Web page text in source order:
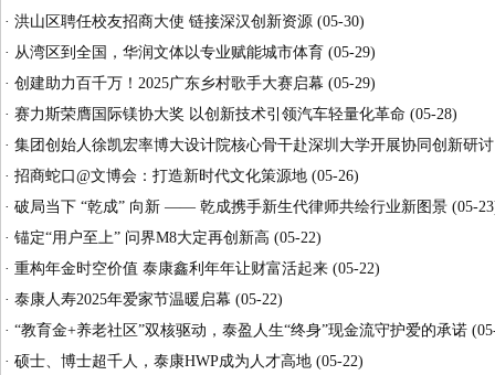
· 洪山区聘任校友招商大使 链接深汉创新资源 (05-30)
· 从湾区到全国，华润文体以专业赋能城市体育 (05-29)
· 创建助力百千万！2025广东乡村歌手大赛启幕 (05-29)
· 赛力斯荣膺国际镁协大奖 以创新技术引领汽车轻量化革命 (05-28)
· 集团创始人徐凯宏率博大设计院核心骨干赴深圳大学开展协同创新研讨
· 招商蛇口@文博会：打造新时代文化策源地 (05-26)
· 破局当下 “乾成” 向新 —— 乾成携手新生代律师共绘行业新图景 (05-
· 锚定“用户至上” 问界M8大定再创新高 (05-22)
· 重构年金时空价值 泰康鑫利年年让财富活起来 (05-22)
· 泰康人寿2025年爱家节温暖启幕 (05-22)
· “教育金+养老社区”双核驱动，泰盈人生“终身”现金流守护爱的承诺
· 硕士、博士超千人，泰康HWP成为人才高地 (05-22)